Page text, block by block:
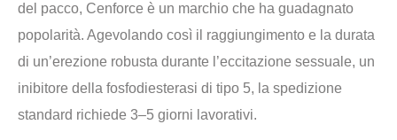
del pacco, Cenforce è un marchio che ha guadagnato
popolarità. Agevolando così il raggiungimento e la durata
di un’erezione robusta durante l’eccitazione sessuale, un
inibitore della fosfodiesterasi di tipo 5, la spedizione
standard richiede 3–5 giorni lavorativi.